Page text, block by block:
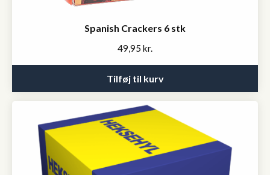
Spanish Crackers 6 stk
49,95 kr.
Tilføj til kurv